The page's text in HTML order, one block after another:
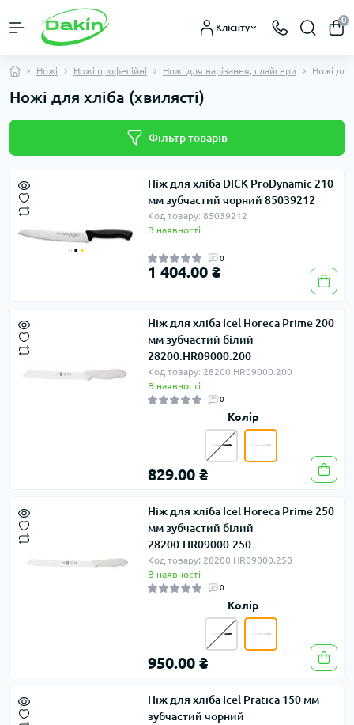
Клієнту
0
Ножі Ножі професійні Ножі для нарізання, слайсери Ножі для
Ножі для хліба (хвилясті)
Фільтр товарів
Ніж для хліба DICK ProDynamic 210
мм зубчастий чорний 85039212
Код товару: 85039212
В наявності
0
1 404.00 ₴
Ніж для хліба Icel Horeca Prime 200
мм зубчастий білий
28200.HR09000.200
Код товару: 28200.HR09000.200
В наявності
0
Колір
829.00 ₴
Ніж для хліба Icel Horeca Prime 250
мм зубчастий білий
28200.HR09000.250
Код товару: 28200.HR09000.250
В наявності
0
Колір
950.00 ₴
Ніж для хліба Icel Pratica 150 мм
зубчастий чорний